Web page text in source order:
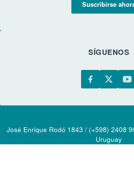
Suscribirse
SÍGUENOS
José Enrique Rodó 1843 / (+598) 2408
Uruguay